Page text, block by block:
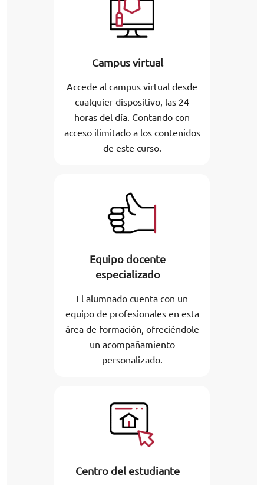
Campus virtual
Accede al campus virtual desde
cualquier dispositivo, las 24
horas del día. Contando con
acceso ilimitado a los contenidos
de este curso.
Equipo docente
especializado
El alumnado cuenta con un
equipo de profesionales en esta
área de formación, ofreciéndole
un acompañamiento
personalizado.
Centro del estudiante